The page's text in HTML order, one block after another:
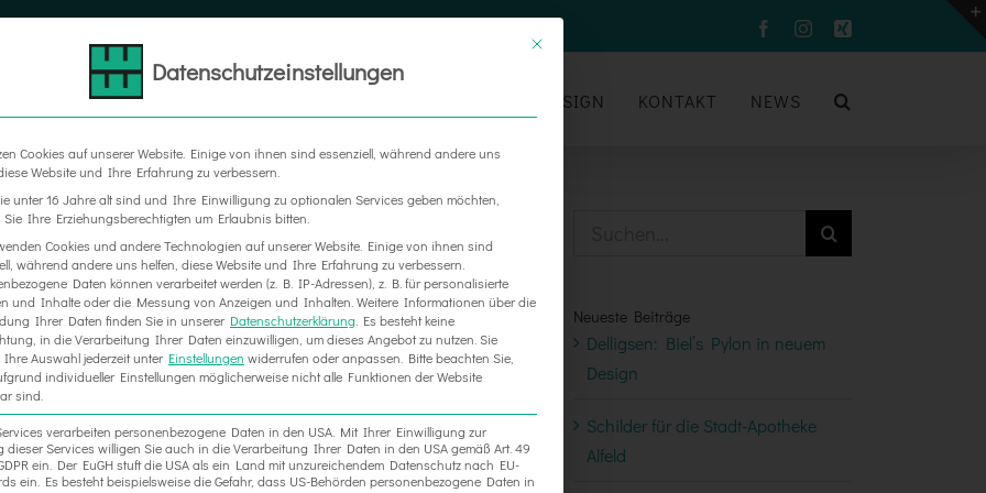
FacebookInstagram
Xing
MESSEBAU DESIGN KONTAKT NEWS
Neueste Beiträge
Delligsen: Biel’s Pylon in neuem
Design
Schilder für die Stadt-Apotheke
Alfeld
Datenschutzeinstellungen
Cookies auf unserer Website. Einige von ihnen sind essenziell, während andere uns
Website und Ihre Erfahrung zu verbessern.
unter 16 Jahre alt sind und Ihre Einwilligung zu optionalen Services geben möchten,
Sie Ihre Erziehungsberechtigten um Erlaubnis bitten.
Cookies und andere Technologien auf unserer Website. Einige von ihnen sind
während andere uns helfen, diese Website und Ihre Erfahrung zu verbessern.
Daten können verarbeitet werden (z. B. IP-Adressen), z. B. für personalisierte
und Inhalte oder die Messung von Anzeigen und Inhalten. Weitere Informationen über die
Ihrer Daten finden Sie in unserer Datenschutzerklärung Es besteht keine
in die Verarbeitung Ihrer Daten einzuwilligen, um dieses Angebot zu nutzen. Sie
Auswahl jederzeit unter Einstellungen widerrufen oder anpassen. Bitte beachten Sie,
individueller Einstellungen möglicherweise nicht alle Funktionen der Website
sind.
verarbeiten personenbezogene Daten in den USA. Mit Ihrer Einwilligung zur
dieser Services willigen Sie auch in die Verarbeitung Ihrer Daten in den USA gemäß Art. 49
ein. Der EuGH stuft die USA als ein Land mit unzureichendem Datenschutz nach EU-
ein. Es besteht beispielsweise die Gefahr, dass US-Behörden personenbezogene Daten in